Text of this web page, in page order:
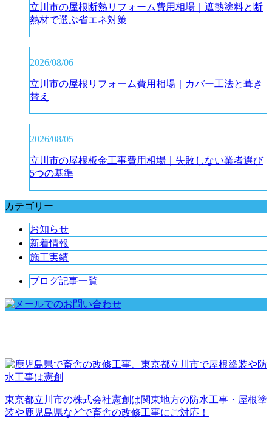
立川市の屋根断熱リフォーム費用相場｜遮熱塗料と断
熱材で選ぶ省エネ対策
2026/08/06
立川市の屋根リフォーム費用相場｜カバー工法と葺き
替え
2026/08/05
立川市の屋根板金工事費用相場｜失敗しない業者選び
5つの基準
カテゴリー
お知らせ
新着情報
施工実績
ブログ記事一覧
東京都立川市の株式会社憲創は関東地方の防水工事・屋根塗
装や鹿児島県などで畜舎の改修工事にご対応！